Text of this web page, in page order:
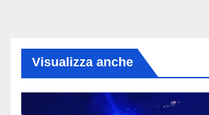
Visualizza anche